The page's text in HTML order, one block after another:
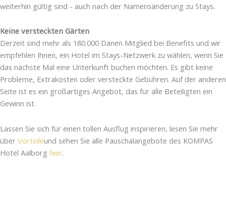
weiterhin gültig sind - auch nach der Namensänderung zu Stays.
Keine versteckten Gärten
Derzeit sind mehr als 180.000 Dänen Mitglied bei Benefits und wir
empfehlen Ihnen, ein Hotel im Stays-Netzwerk zu wählen, wenn Sie
das nächste Mal eine Unterkunft buchen möchten. Es gibt keine
Probleme, Extrakosten oder versteckte Gebühren. Auf der anderen
Seite ist es ein großartiges Angebot, das für alle Beteiligten ein
Gewinn ist.
Lassen Sie sich für einen tollen Ausflug inspirieren, lesen Sie mehr
über Vorteileund sehen Sie alle Pauschalangebote des KOMPAS
Hotel Aalborg hier.